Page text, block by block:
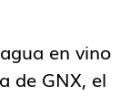
en vino
de GNX, el